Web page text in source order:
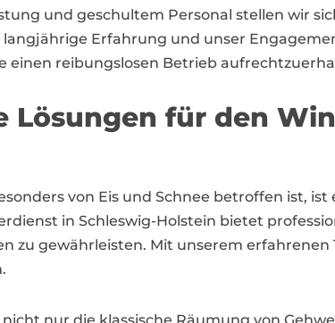
und geschultem Personal stellen wir
Erfahrung und unser
einen reibungslosen Betrieb
Lösungen für den
von Eis und Schnee betroffen ist,
in Schleswig-Holstein bietet
zu gewährleisten. Mit unserem